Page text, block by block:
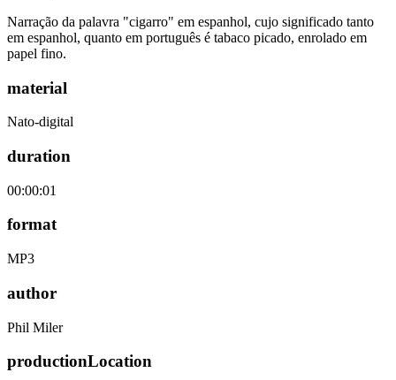
Narração da palavra "cigarro" em espanhol, cujo significado tanto
em espanhol, quanto em português é tabaco picado, enrolado em
papel fino.
material
Nato-digital
duration
00:00:01
format
MP3
author
Phil Miler
productionLocation